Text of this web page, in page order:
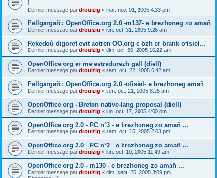
!
Dernier message par drouizig « mar. nov. 01, 2005 4:33 pm
Pellgargañ : OpenOffice.org 2.0 -m137- e brezhoneg zo amañ
Dernier message par drouizig « lun. oct. 31, 2005 9:26 am
Rekedoù digoret evit aotren OO.org e bzh er brank ofisiel...
Dernier message par drouizig « dim. oct. 30, 2005 10:22 am
OpenOffice.org er melestradurezh gall (diell)
Dernier message par drouizig « sam. oct. 22, 2005 6:42 am
Pellgargañ : OpenOffice.org 2.0 -ofisiel- e brezhoneg amañ
Dernier message par drouizig « ven. oct. 21, 2005 8:25 am
OpenOffice.org - Breton native-lang proposal (diell)
Dernier message par drouizig « lun. oct. 17, 2005 4:00 pm
OpenOffice.org 2.0 - RC n°3 - e brezhoneg zo amañ ...
Dernier message par drouizig « sam. oct. 15, 2005 2:03 pm
OpenOffice.org 2.0 - RC n°2 - e brezhoneg zo amañ ...
Dernier message par drouizig « lun. oct. 10, 2005 11:49 am
OpenOffice.org 2.0 - m130 - e brezhoneg zo amañ ...
Dernier message par drouizig « dim. sept. 25, 2005 3:09 pm